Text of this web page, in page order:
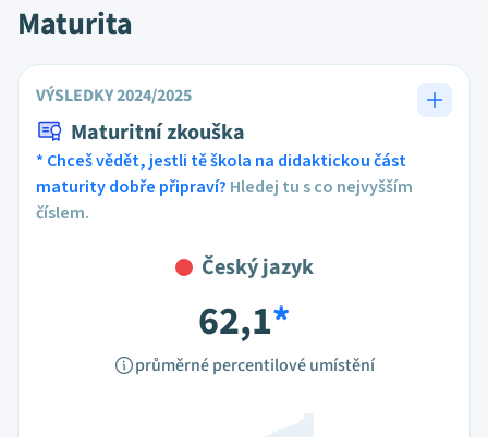
Maturita
VÝSLEDKY 2024/2025
Maturitní zkouška
* Chceš vědět, jestli tě škola na didaktickou část
maturity dobře připraví? Hledej tu s co nejvyšším
číslem.
Český jazyk
62,1*
průměrné percentilové umístění